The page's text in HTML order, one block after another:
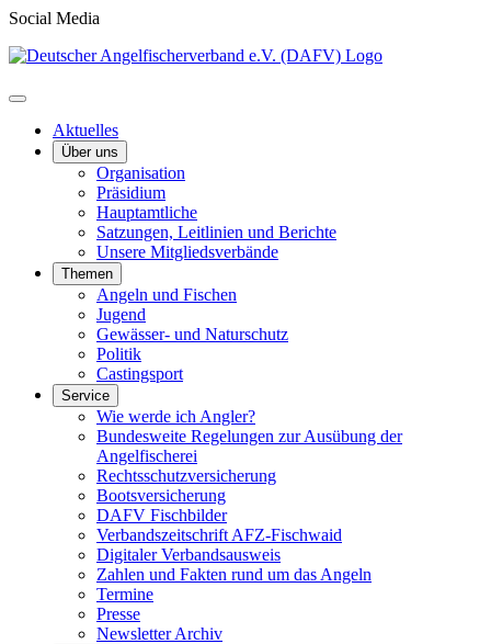
Social Media
Aktuelles
Über uns
Organisation
Präsidium
Hauptamtliche
Satzungen, Leitlinien und Berichte
Unsere Mitgliedsverbände
Themen
Angeln und Fischen
Jugend
Gewässer- und Naturschutz
Politik
Castingsport
Service
Wie werde ich Angler?
Bundesweite Regelungen zur Ausübung der
Angelfischerei
Rechtsschutzversicherung
Bootsversicherung
DAFV Fischbilder
Verbandszeitschrift AFZ-Fischwaid
Digitaler Verbandsausweis
Zahlen und Fakten rund um das Angeln
Termine
Presse
Newsletter Archiv